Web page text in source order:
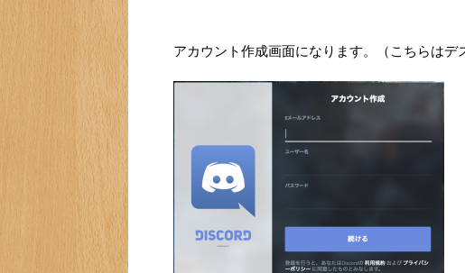
アカウント作成画面になります。（こちらはデ